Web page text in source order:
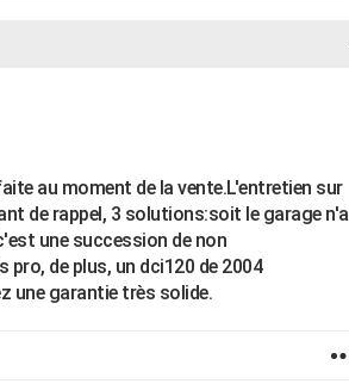
au moment de la vente.L'entretien sur
de rappel, 3 solutions:soit le garage n'a
une succession de non
de plus, un dci120 de 2004
une garantie très solide.